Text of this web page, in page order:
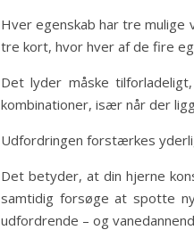
Hver egenskab har tre mulige
tre kort, hvor hver af de fire
Det lyder måske
kombinationer, især når der
Udfordringen forstærkes
Det betyder, at din hjerne
samtidig forsøge at spotte
udfordrende – og